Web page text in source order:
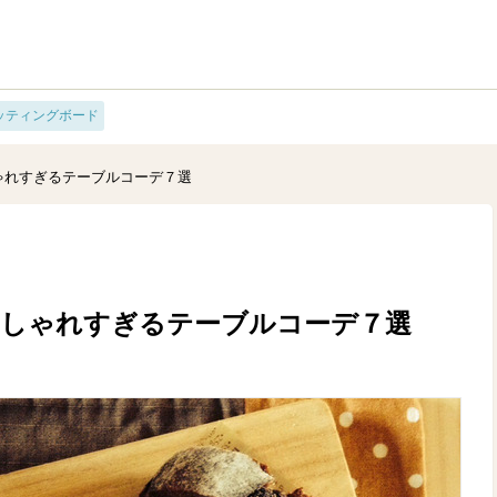
ティングボード
すぎるテーブルコーデ７選
ゃれすぎるテーブルコーデ７選